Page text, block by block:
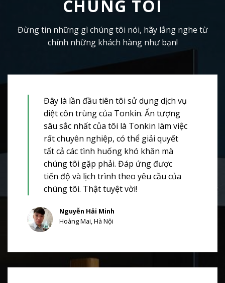
CHÚNG TÔI
Đừng tin những gì chúng tôi nói, hãy lắng nghe từ
chính những khách hàng như bạn!
Đây là lần đầu tiên tôi sử dụng dịch vụ
diệt côn trùng của Tonkin. Ấn tượng
sâu sắc nhất của tôi là Tonkin làm việc
rất chuyên nghiệp, có thể giải quyết
tất cả các tình huống khó khăn mà
chúng tôi gặp phải. Đáp ứng được
tiến độ và lịch trình theo yêu cầu của
chúng tôi. Thật tuyệt vời!
Nguyễn Hải Minh
Hoàng Mai, Hà Nội